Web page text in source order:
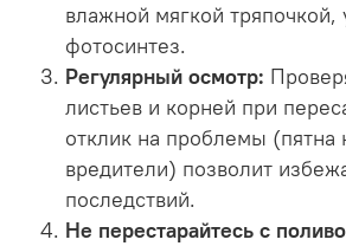
влажной мягкой тряпочкой,
фотосинтез.
Регулярный осмотр:
листьев и корней при
отклик на проблемы (пятна
вредители) позволит
последствий.
Не перестарайтесь с